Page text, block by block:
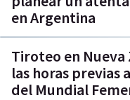
en Argentina
Tiroteo en Nueva
las horas previas
del Mundial